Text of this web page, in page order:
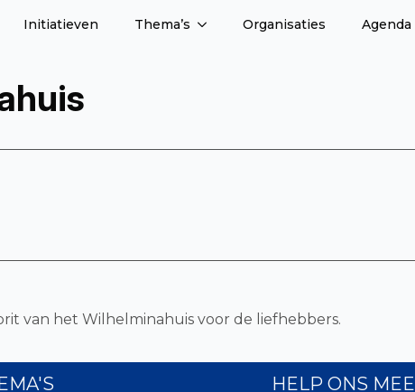
Initiatieven Thema’s Organisaties Agenda
van het Wilhelminahuis voor de liefhebbers.
HELP ONS MEE